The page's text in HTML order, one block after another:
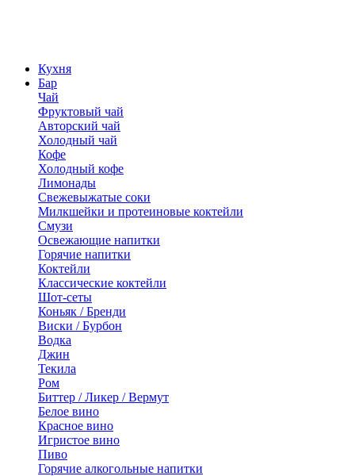
Кухня
Бар
Чай
Фруктовый чай
Авторский чай
Холодный чай
Кофе
Холодный кофе
Лимонады
Свежевыжатые соки
Милкшейки и протеиновые коктейли
Смузи
Освежающие напитки
Горячие напитки
Коктейли
Классические коктейли
Шот-сеты
Коньяк / Бренди
Виски / Бурбон
Водка
Джин
Текила
Ром
Биттер / Ликер / Вермут
Белое вино
Красное вино
Игристое вино
Пиво
Горячие алкогольные напитки